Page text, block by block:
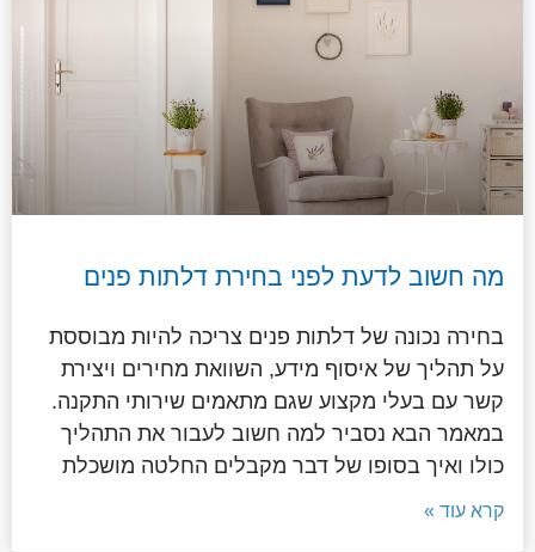
מה חשוב לדעת לפני בחירת דלתות פנים
בחירה נכונה של דלתות פנים צריכה להיות מבוססת
על תהליך של איסוף מידע, השוואת מחירים ויצירת
קשר עם בעלי מקצוע שגם מתאמים שירותי התקנה.
במאמר הבא נסביר למה חשוב לעבור את התהליך
כולו ואיך בסופו של דבר מקבלים החלטה מושכלת
קרא עוד »